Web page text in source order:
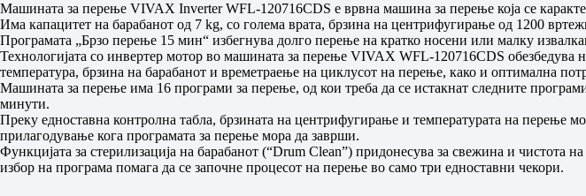
Машината за перење VIVAX Inverter WFL-120716CDS е врвна машина за перење која се
Има капацитет на барабанот од 7 kg, со голема врата, брзина на центрифугирање од 1200
Програмата „Брзо перење 15 мин“ избегнува долго перење на кратко носени или малку
Технологијата со инвертер мотор во машината за перење VIVAX WFL-120716CDS обезбедува
температура, брзина на барабанот и времетраење на циклусот на перење, како и оптимална
Машината за перење има 16 програми за перење, од кои треба да се истакнат следните
минути.
Преку едноставна контролна табла, брзината на центрифугирање и температурата на перење
прилагодување кога програмата за перење мора да заврши.
Функцијата за стерилизација на барабанот (“Drum Clean”) придонесува за свежина и
избор на програма помага да се започне процесот на перење во само три едноставни чекори.